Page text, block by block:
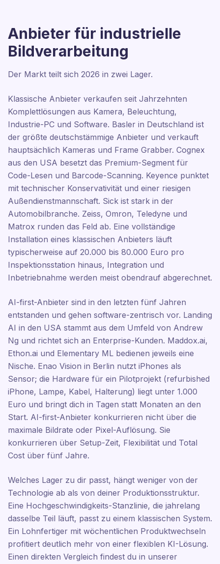
Anbieter für industrielle
Bildverarbeitung
Der Markt teilt sich 2026 in zwei Lager.
Klassische Anbieter verkaufen seit Jahrzehnten
Komplettlösungen aus Kamera, Beleuchtung,
Industrie-PC und Software. Basler in Deutschland ist
der größte deutschstämmige Anbieter und verkauft
hauptsächlich Kameras und Frame Grabber. Cognex
aus den USA besetzt das Premium-Segment für
Code-Lesen und Barcode-Scanning. Keyence punktet
mit technischer Konservativität und einer riesigen
Außendienstmannschaft. Sick ist stark in der
Automobilbranche. Zeiss, Omron, Teledyne und
Matrox runden das Feld ab. Eine vollständige
Installation eines klassischen Anbieters läuft
typischerweise auf 20.000 bis 80.000 Euro pro
Inspektionsstation hinaus, Integration und
Inbetriebnahme werden meist obendrauf abgerechnet.
AI-first-Anbieter sind in den letzten fünf Jahren
entstanden und gehen software-zentrisch vor. Landing
AI in den USA stammt aus dem Umfeld von Andrew
Ng und richtet sich an Enterprise-Kunden. Maddox.ai,
Ethon.ai und Elementary ML bedienen jeweils eine
Nische. Enao Vision in Berlin nutzt iPhones als
Sensor; die Hardware für ein Pilotprojekt (refurbished
iPhone, Lampe, Kabel, Halterung) liegt unter 1.000
Euro und bringt dich in Tagen statt Monaten an den
Start. AI-first-Anbieter konkurrieren nicht über die
maximale Bildrate oder Pixel-Auflösung. Sie
konkurrieren über Setup-Zeit, Flexibilität und Total
Cost über fünf Jahre.
Welches Lager zu dir passt, hängt weniger von der
Technologie ab als von deiner Produktionsstruktur.
Eine Hochgeschwindigkeits-Stanzlinie, die jahrelang
dasselbe Teil läuft, passt zu einem klassischen System.
Ein Lohnfertiger mit wöchentlichen Produktwechseln
profitiert deutlich mehr von einer flexiblen KI-Lösung.
Einen direkten Vergleich findest du in unserer